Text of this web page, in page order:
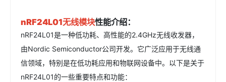
nRF24L01无线模块性能介绍：
nRF24L01是一种低功耗、高性能的2.4GHz无线收发器，
由Nordic Semiconductor公司开发。它广泛应用于无线通
信领域，特别是在低功耗应用和物联网设备中。以下是关于
nRF24L01的一些重要特点和功能：